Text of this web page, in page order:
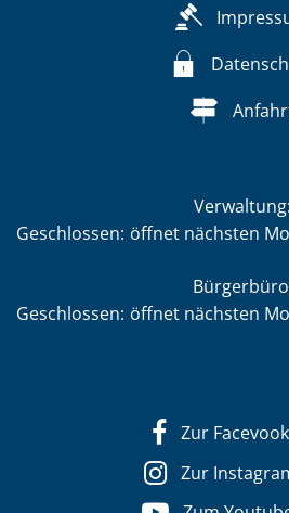
Verwaltung:
Klicken, um weitere Öffnungs-
Geschlossen: öffnet nächsten
Klicken, um weitere Öffnungs-
Geschlossen: öffnet nächsten
Zur
Zur